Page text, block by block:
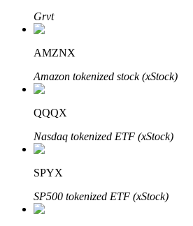
Partenaires Bitrue
Affiliés Bitrue
Jusqu'à 65 % de commissions !
Grvt
AMZNX
Amazon tokenized stock (xStock)
QQQX
Nasdaq tokenized ETF (xStock)
SPYX
SP500 tokenized ETF (xStock)